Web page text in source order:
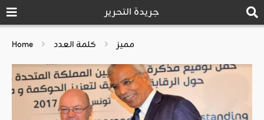
جريدة التحرير
Home مميز كلمة العدد